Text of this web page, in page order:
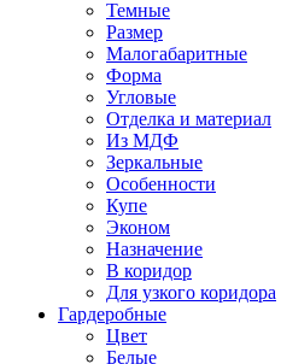
Темные
Размер
Малогабаритные
Форма
Угловые
Отделка и материал
Из МДФ
Зеркальные
Особенности
Купе
Эконом
Назначение
В коридор
Для узкого коридора
Гардеробные
Цвет
Белые